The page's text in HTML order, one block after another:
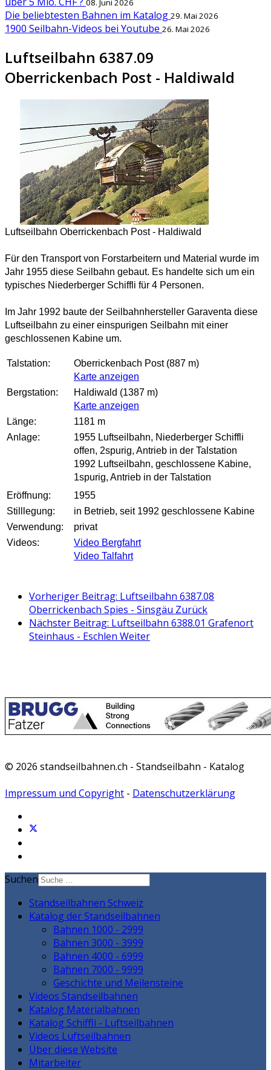
08. Juni 2026
Die beliebtesten Bahnen im Katalog 29. Mai 2026
1900 Seilbahn-Videos bei Youtube 26. Mai 2026
Luftseilbahn 6387.09
Oberrickenbach Post - Haldiwald
Luftseilbahn Oberrickenbach Post - Haldiwald
Für den Transport von Forstarbeitern und Material wurde im
Jahr 1955 diese Seilbahn gebaut. Es handelte sich um ein
typisches Niederberger Schiffli für 4 Personen.
Im Jahr 1992 baute der Seilbahnhersteller Garaventa diese
Luftseilbahn zu einer einspurigen Seilbahn mit einer
geschlossenen Kabine um.
Talstation:
Oberrickenbach Post (887 m)
Karte anzeigen
Bergstation:
Haldiwald (1387 m)
Karte anzeigen
Länge:
1181 m
Anlage:
1955 Luftseilbahn, Niederberger Schiffli
offen, 2spurig, Antrieb in der Talstation
1992 Luftseilbahn, geschlossene Kabine,
1spurig, Antrieb in der Talstation
Eröffnung:
1955
Stilllegung:
in Betrieb, seit 1992 geschlossene Kabine
Verwendung:
privat
Videos:
Video Bergfahrt
Video Talfahrt
Vorheriger Beitrag: Luftseilbahn 6387.08
Oberrickenbach Spies - Sinsgäu Zurück
Nächster Beitrag: Luftseilbahn 6388.01 Grafenort
Steinhaus - Eschlen Weiter
© 2026 standseilbahnen.ch - Standseilbahn - Katalog
Impressum und Copyright - Datenschutzerklärung
Suchen
Standseilbahnen Schweiz
Katalog der Standseilbahnen
Bahnen 1000 - 2999
Bahnen 3000 - 3999
Bahnen 4000 - 6999
Bahnen 7000 - 9999
Geschichte und Meilensteine
Videos Standseilbahnen
Katalog Materialbahnen
Katalog Schiffli - Luftseilbahnen
Videos Luftseilbahnen
Über diese Website
Mitarbeiter